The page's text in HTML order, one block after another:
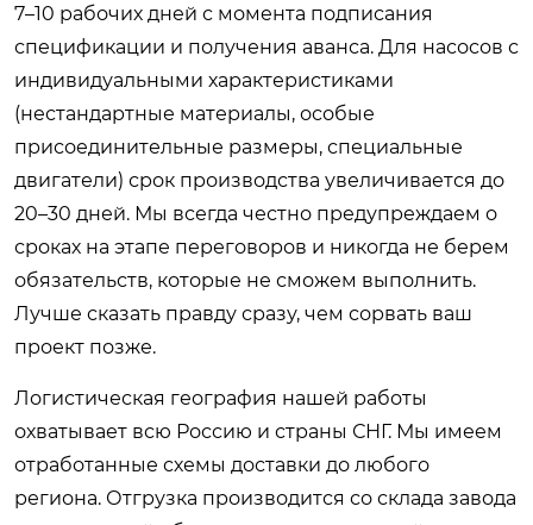
7–10 рабочих дней с момента подписания
спецификации и получения аванса. Для насосов с
индивидуальными характеристиками
(нестандартные материалы, особые
присоединительные размеры, специальные
двигатели) срок производства увеличивается до
20–30 дней. Мы всегда честно предупреждаем о
сроках на этапе переговоров и никогда не берем
обязательств, которые не сможем выполнить.
Лучше сказать правду сразу, чем сорвать ваш
проект позже.
Логистическая география нашей работы
охватывает всю Россию и страны СНГ. Мы имеем
отработанные схемы доставки до любого
региона. Отгрузка производится со склада завода